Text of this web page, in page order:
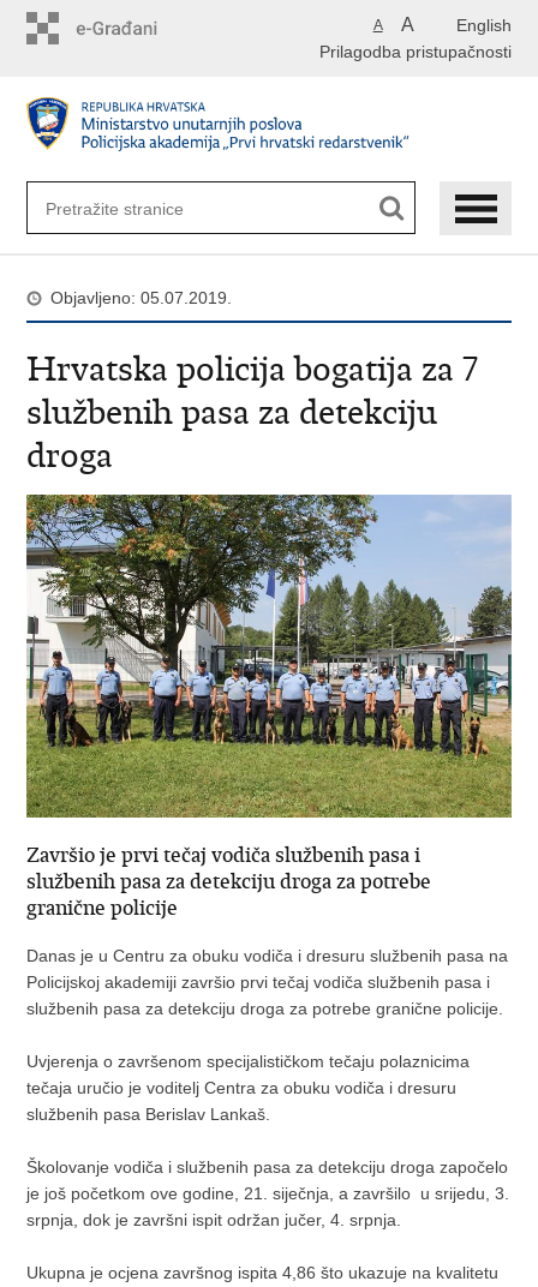
English
A A
Prilagodba pristupačnosti
Objavljeno: 05.07.2019.
Hrvatska policija bogatija za 7
službenih pasa za detekciju
droga
Završio je prvi tečaj vodiča službenih pasa i
službenih pasa za detekciju droga za potrebe
granične policije
Danas je u Centru za obuku vodiča i dresuru službenih pasa na
Policijskoj akademiji završio prvi tečaj vodiča službenih pasa i
službenih pasa za detekciju droga za potrebe granične policije.
Uvjerenja o završenom specijalističkom tečaju polaznicima
tečaja uručio je voditelj Centra za obuku vodiča i dresuru
službenih pasa Berislav Lankaš.
Školovanje vodiča i službenih pasa za detekciju droga započelo
je još početkom ove godine, 21. siječnja, a završilo u srijedu, 3.
srpnja, dok je završni ispit održan jučer, 4. srpnja.
Ukupna je ocjena završnog ispita 4,86 što ukazuje na kvalitetu